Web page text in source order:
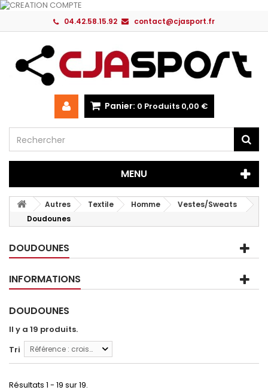
04.42.58.15.92 contact@cjasport.fr
Panier: 0 Produits 0,00 €
MENU
Autres Textile Homme
Vestes/Sweats
Doudounes
DOUDOUNES
INFORMATIONS
DOUDOUNES
Il y a 19 produits.
Tri
Référence : croissante
Résultats 1 - 19 sur 19.